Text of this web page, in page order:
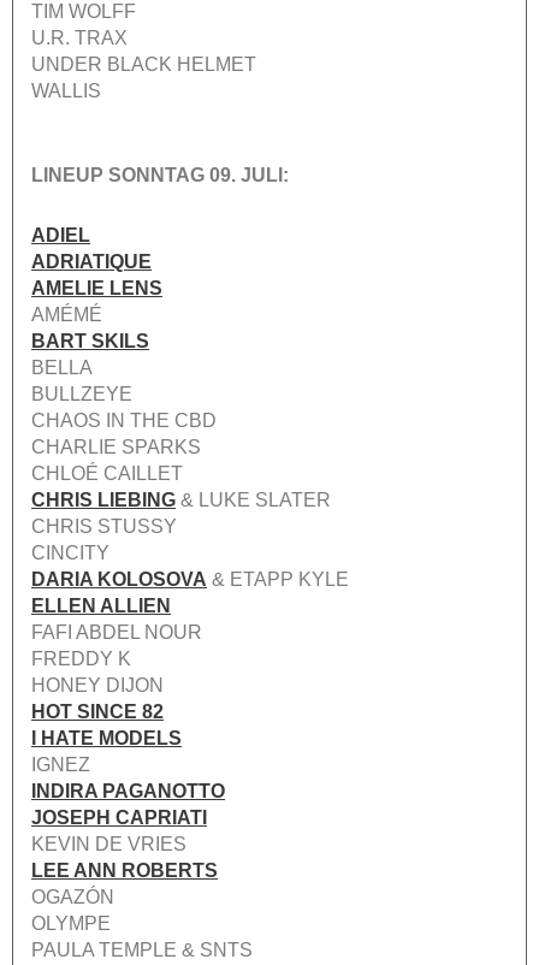
TIM WOLFF
U.R. TRAX
UNDER BLACK HELMET
WALLIS
LINEUP SONNTAG 09. JULI:
ADIEL
ADRIATIQUE
AMELIE LENS
AMÉMÉ
BART SKILS
BELLA
BULLZEYE
CHAOS IN THE CBD
CHARLIE SPARKS
CHLOÉ CAILLET
CHRIS LIEBING & LUKE SLATER
CHRIS STUSSY
CINCITY
DARIA KOLOSOVA & ETAPP KYLE
ELLEN ALLIEN
FAFI ABDEL NOUR
FREDDY K
HONEY DIJON
HOT SINCE 82
I HATE MODELS
IGNEZ
INDIRA PAGANOTTO
JOSEPH CAPRIATI
KEVIN DE VRIES
LEE ANN ROBERTS
OGAZÓN
OLYMPE
PAULA TEMPLE & SNTS